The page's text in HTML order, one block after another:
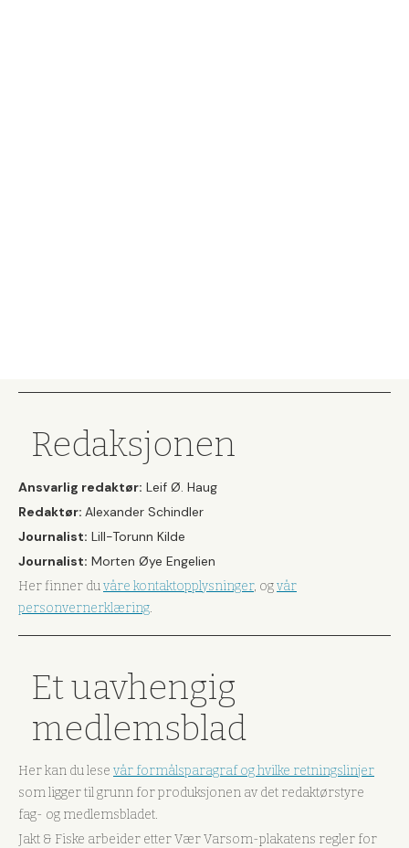
Redaksjonen
Ansvarlig redaktør: Leif Ø. Haug
Redaktør: Alexander Schindler
Journalist: Lill-Torunn Kilde
Journalist: Morten Øye Engelien
Her finner duvåre kontaktopplysninger, ogvår
personvernerklæring.
Et uavhengig
medlemsblad
Her kan du lese vår formålsparagraf og hvilke retningslinjer
som ligger til grunn for produksjonen av det redaktørstyre
fag- og medlemsbladet.
Jakt & Fiske arbeider etter Vær Varsom-plakatens regler for